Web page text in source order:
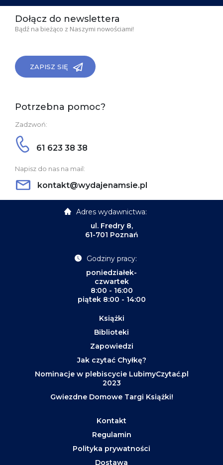
Dołącz do newslettera
Bądź na bieżąco z Naszymi nowościami!
ZAPISZ SIĘ
Potrzebna pomoc?
Zadzwoń:
61 623 38 38
Napisz do nas na mail:
kontakt@wydajenamsie.pl
Adres wydawnictwa:
ul. Fredry 8,
61-701 Poznań
Godziny pracy:
poniedziałek-
czwartek
8:00 - 16:00
piątek 8:00 - 14:00
Książki
Biblioteki
Zapowiedzi
Jak czytać Chyłkę?
Nominacje w plebiscycie LubimyCzytać.pl
2023
Gwiezdne Domowe Targi Książki!
Kontakt
Regulamin
Polityka prywatności
Dostawa